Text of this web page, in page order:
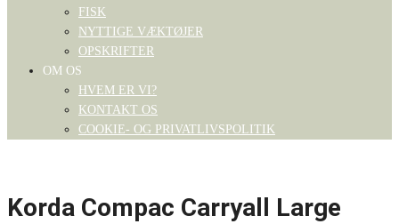
FISK
NYTTIGE VÆKTØJER
OPSKRIFTER
OM OS
HVEM ER VI?
KONTAKT OS
COOKIE- OG PRIVATLIVSPOLITIK
Korda Compac Carryall Large